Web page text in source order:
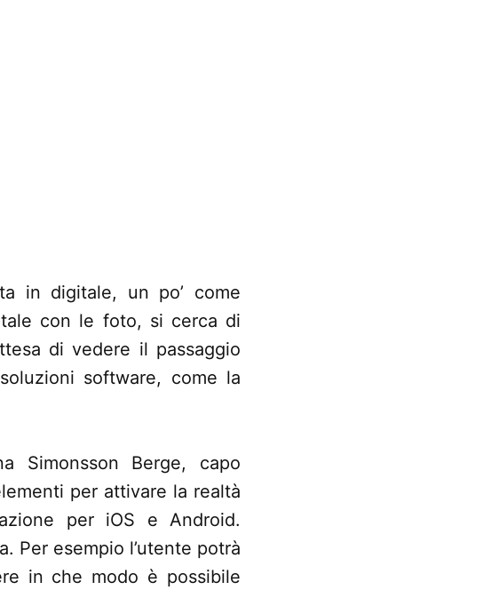
in digitale, un po’ come
con le foto, si cerca di
di vedere il passaggio
software, come la
Simonsson Berge, capo
per attivare la realtà
per iOS e Android.
Per esempio l’utente potrà
in che modo è possibile